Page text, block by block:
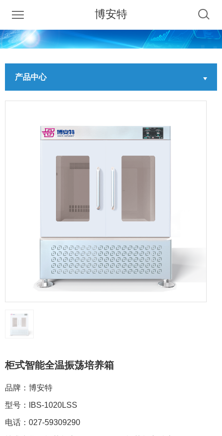
博安特
产品中心
柜式智能全温振荡培养箱
品牌：博安特
型号：IBS-1020LSS
电话：027-59309290